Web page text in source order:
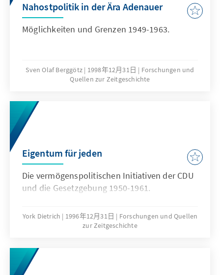
Nahostpolitik in der Ära Adenauer
Möglichkeiten und Grenzen 1949-1963.
Sven Olaf Berggötz 1998年12月31日
Forschungen und
Quellen zur Zeitgeschichte
Eigentum für jeden
Die vermögenspolitischen Initiativen der CDU
und die Gesetzgebung 1950-1961.
York Dietrich 1996年12月31日
Forschungen und Quellen
zur Zeitgeschichte